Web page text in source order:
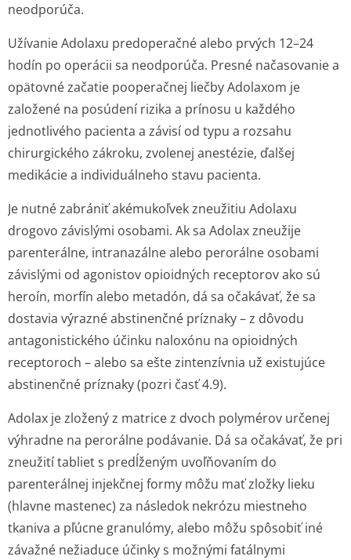
neodporúča.
Užívanie Adolaxu predoperačné alebo prvých 12–24
hodín po operácii sa neodporúča. Presné načasovanie a
opätovné začatie pooperačnej liečby Adolaxom je
založené na posúdení rizika a prínosu u každého
jednotlivého pacienta a závisí od typu a rozsahu
chirurgického zákroku, zvolenej anestézie, ďalšej
medikácie a individuálneho stavu pacienta.
Je nutné zabrániť akémukoľvek zneužitiu Adolaxu
drogovo závislými osobami. Ak sa Adolax zneužije
parenterálne, intranazálne alebo perorálne osobami
závislými od agonistov opioidných receptorov ako sú
heroín, morfín alebo metadón, dá sa očakávať, že sa
dostavia výrazné abstinenčné príznaky – z dôvodu
antagonistického účinku naloxónu na opioidných
receptoroch – alebo sa ešte zintenzívnia už existujúce
abstinenčné príznaky (pozri časť 4.9).
Adolax je zložený z matrice z dvoch polymérov určenej
výhradne na perorálne podávanie. Dá sa očakávať, že pri
zneužití tabliet s predĺženým uvoľňovaním do
parenterálnej injekčnej formy môžu mať zložky lieku
(hlavne mastenec) za následok nekrózu miestneho
tkaniva a pľúcne granulómy, alebo môžu spôsobiť iné
závažné nežiaduce účinky s možnými fatálnymi